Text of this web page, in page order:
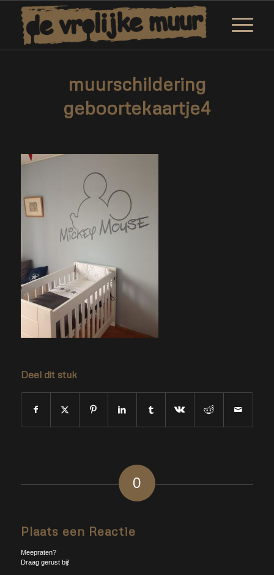
muurschildering
geboortekaartje4
Deel dit stuk
0
Plaats een Reactie
Meepraten?
Draag gerust bij!